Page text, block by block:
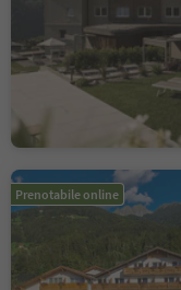
Prenotabile online